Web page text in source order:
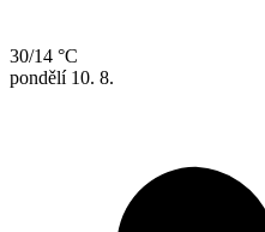
30/14 °C
pondělí 10. 8.